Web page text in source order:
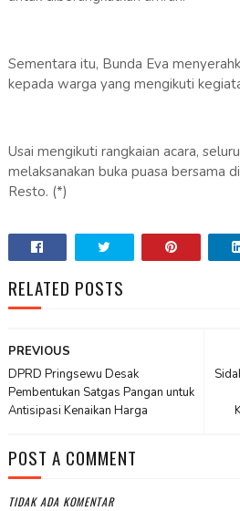
Sementara itu, Bunda Eva
kepada warga yang mengikuti
Usai mengikuti rangkaian acara,
melaksanakan buka puasa bersama
Resto. (*)
RELATED POSTS
PREVIOUS
DPRD Pringsewu Desak
Pembentukan Satgas Pangan untuk
Antisipasi Kenaikan Harga
POST A COMMENT
TIDAK ADA KOMENTAR